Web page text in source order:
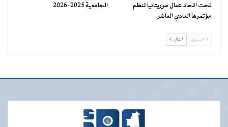
تحت اتحاد عمال موريتانيا تنظم
مؤتمرها العادي العاشر
الجامعية 2025-2026
السابق التالي